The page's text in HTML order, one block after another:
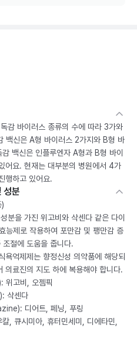
감 바이러스 종류의 수에 따라 3가와
백신은 A형 바이러스 2가지와 B형 바
백신은 인플루엔자 A형과 B형 바이
어요. 현재는 대부분의 병원에서 4가
행하고 있어요.
성분
분을 가진 위고비와 삭센다 같은 다이
능제로 작용하여 포만감 및 팽만감 증
절에 도움을 줍니다.
욕억제제는 향정신성 의약품에 해당되
의료진의 지도 하에 복용해야 합니다.
위고비, 오젬픽
삭센다
디어트, 페닝, 푸링
큐시미아, 휴터민세미, 디에타민,